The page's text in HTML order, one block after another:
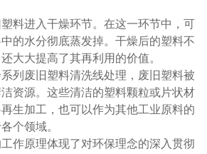
料进入干燥环节。在这一环节中，可
的水分彻底蒸发掉。干燥后的塑料不
大大提高了其再利用的价值。
列废旧塑料清洗线处理，废旧塑料被
资源。这些清洁的塑料颗粒或片状材
生加工，也可以作为其他工业原料的
个领域。
作原理体现了对环保理念的深入贯彻